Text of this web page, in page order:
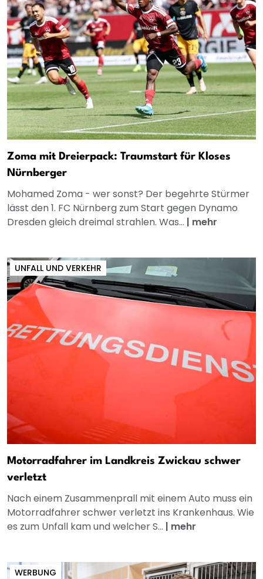
Zoma mit Dreierpack: Traumstart für Kloses
Nürnberger
Mohamed Zoma - wer sonst? Der begehrte Stürmer
lässt den 1. FC Nürnberg zum Start gegen Dynamo
Dresden gleich dreimal strahlen. Was... | mehr
UNFALL UND VERKEHR
Motorradfahrer im Landkreis Zwickau schwer
verletzt
Nach einem Zusammenprall mit einem Auto muss ein
Motorradfahrer schwer verletzt ins Krankenhaus. Wie
es zum Unfall kam und welcher S... | mehr
WERBUNG